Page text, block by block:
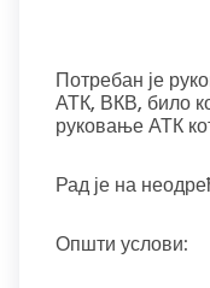
Потребан је
АТК, ВКВ, било
руковање АТК
Рад је на
Општи услови: